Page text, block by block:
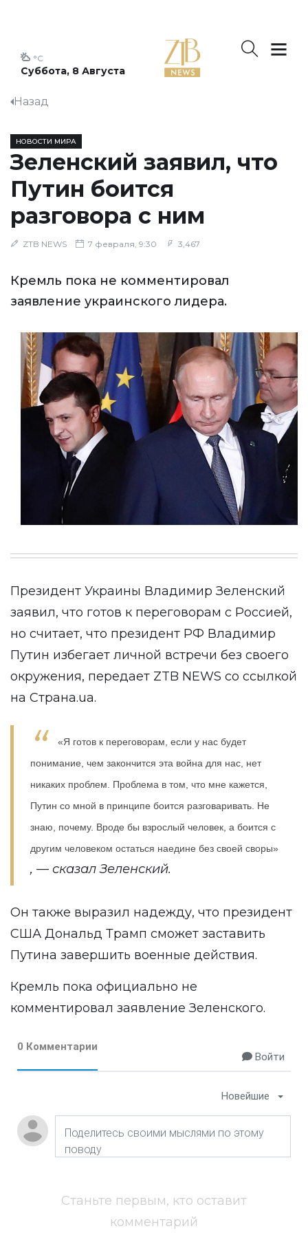
Суббота, 8 Августа
°C
Назад
НОВОСТИ МИРА
Зеленский заявил, что
Путин боится
разговора с ним
ZTB NEWS 7 февраля, 9:30 3,467
Кремль пока не комментировал
заявление украинского лидера.
Президент Украины Владимир Зеленский
заявил, что готов к переговорам с Россией,
но считает, что президент РФ Владимир
Путин избегает личной встречи без своего
окружения, передает ZTB NEWS со ссылкой
на Страна.ua.
«Я готов к переговорам, если у нас будет
понимание, чем закончится эта война для нас, нет
никаких проблем. Проблема в том, что мне кажется,
Путин со мной в принципе боится разговаривать. Не
знаю, почему. Вроде бы взрослый человек, а боится с
другим человеком остаться наедине без своей своры»
, — сказал Зеленский.
Он также выразил надежду, что президент
США Дональд Трамп сможет заставить
Путина завершить военные действия.
Кремль пока официально не
комментировал заявление Зеленского.
0 Комментарии
Войти
Новейшие
Станьте первым, кто оставит
комментарий